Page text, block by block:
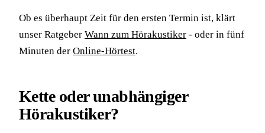
Ob es überhaupt Zeit für den ersten Termin ist, klärt
unser Ratgeber Wann zum Hörakustiker - oder in fünf
Minuten der Online-Hörtest.
Kette oder unabhängiger
Hörakustiker?